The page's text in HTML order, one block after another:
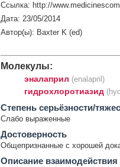
Ссылка: http://
Дата: 23/05/2014
Автор(ы): Baxter K (ed)
Молекулы:
эналаприл (enalapril)
гидрохлоротиазид
Cтепень серьёзности/
Слабо выраженные
Достоверность
Общепризнанные с хорошей
Описание взаимодействия